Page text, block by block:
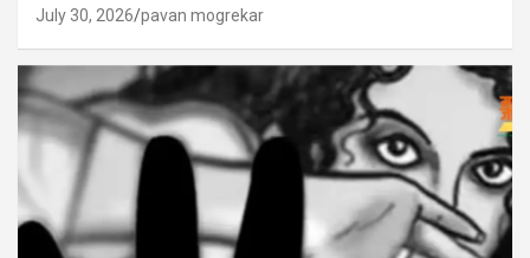
July 30, 2026 pavan mogrekar